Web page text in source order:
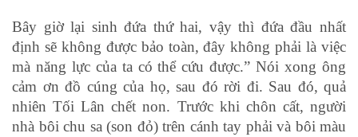
Bây giờ lại sinh đứa thứ hai, vậy thì đứa đầu nhất
định sẽ không được bảo toàn, đây không phải là việc
mà năng lực của ta có thể cứu được.” Nói xong ông
cảm ơn đồ cúng của họ, sau đó rời đi. Sau đó, quả
nhiên Tối Lân chết non. Trước khi chôn cất, người
nhà bôi chu sa (son đỏ) trên cánh tay phải và bôi màu